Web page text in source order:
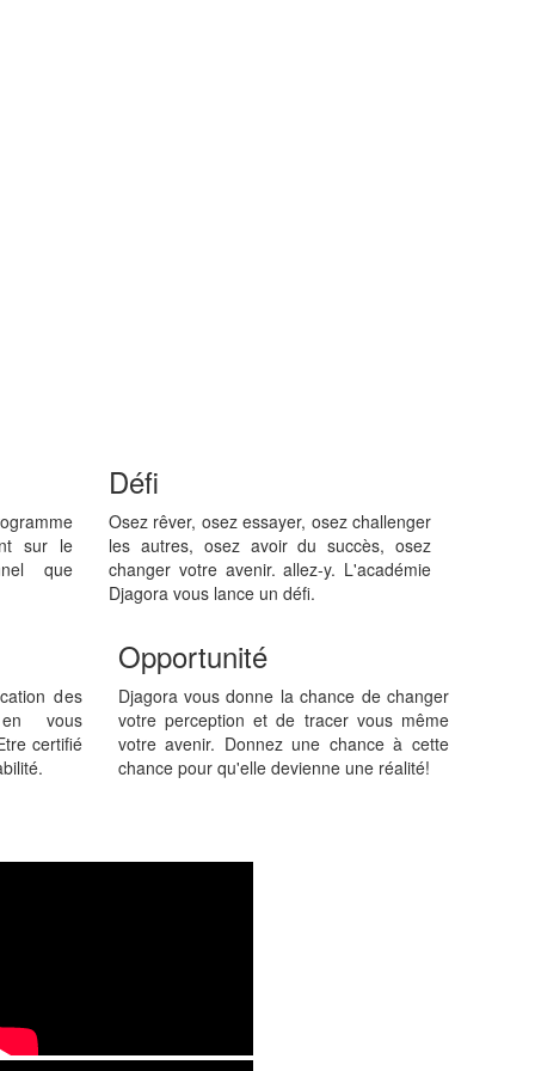
sur le
que
Défi
Osez rêver, osez essayer, osez challenger
les autres, osez avoir du succès, osez
changer votre avenir. allez-y. L'académie
Djagora vous lance un défi.
des
en vous
certifié
Opportunité
Djagora vous donne la chance de changer
votre perception et de tracer vous même
votre avenir. Donnez une chance à cette
chance pour qu'elle devienne une réalité!